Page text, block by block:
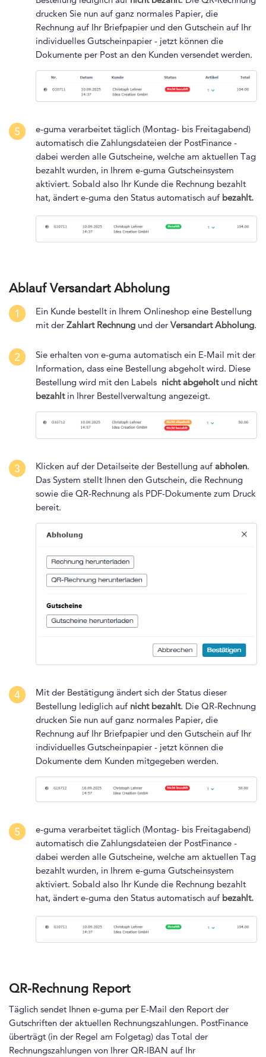
drucken Sie nun auf ganz normales Papier, die
Rechnung auf Ihr Briefpapier und den Gutschein auf Ihr
individuelles Gutscheinpapier - jetzt können die
Dokumente per Post an den Kunden versendet werden.
5
e-guma verarbeitet täglich (Montag- bis Freitagabend)
automatisch die Zahlungsdateien der PostFinance -
dabei werden alle Gutscheine, welche am aktuellen Tag
bezahlt wurden, in Ihrem e-guma Gutscheinsystem
aktiviert. Sobald also Ihr Kunde die Rechnung bezahlt
hat, ändert e-guma den Status automatisch auf bezahlt.
Ablauf Versandart Abholung
1
Ein Kunde bestellt in Ihrem Onlineshop eine Bestellung
mit der Zahlart Rechnung und der Versandart Abholung.
2
Sie erhalten von e-guma automatisch ein E-Mail mit der
Information, dass eine Bestellung abgeholt wird. Diese
Bestellung wird mit den Labels nicht abgeholt und nicht
bezahlt in Ihrer Bestellverwaltung angezeigt.
3 Klicken auf der Detailseite der Bestellung auf abholen.
Das System stellt Ihnen den Gutschein, die Rechnung
sowie die QR-Rechnung als PDF-Dokumente zum Druck
bereit.
4
Mit der Bestätigung ändert sich der Status dieser
Bestellung lediglich auf nicht bezahlt. Die QR-Rechnung
drucken Sie nun auf ganz normales Papier, die
Rechnung auf Ihr Briefpapier und den Gutschein auf Ihr
individuelles Gutscheinpapier - jetzt können die
Dokumente dem Kunden mitgegeben werden.
5
e-guma verarbeitet täglich (Montag- bis Freitagabend)
automatisch die Zahlungsdateien der PostFinance -
dabei werden alle Gutscheine, welche am aktuellen Tag
bezahlt wurden, in Ihrem e-guma Gutscheinsystem
aktiviert. Sobald also Ihr Kunde die Rechnung bezahlt
hat, ändert e-guma den Status automatisch auf bezahlt.
QR-Rechnung Report
Täglich sendet Ihnen e-guma per E-Mail den Report der
Gutschriften der aktuellen Rechnungszahlungen. PostFinance
überträgt (in der Regel am Folgetag) das Total der
Rechnungszahlungen von Ihrer QR-IBAN auf Ihr